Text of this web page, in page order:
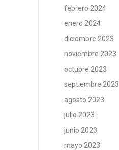
febrero 2024
enero 2024
diciembre 2023
noviembre 2023
octubre 2023
septiembre 2023
agosto 2023
julio 2023
junio 2023
mayo 2023